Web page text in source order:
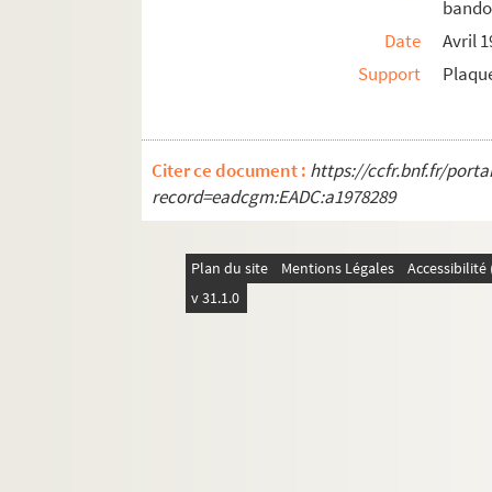
GM 514. Venise, grand canal et église
GM 515. Venise. Quai Chioggia.
GM 516. Venise, île San Giorgio
GM 518. Venise, terrasse de café
GM 519. Venise, canal bordé de palais
GM 520. Venise. Intérieur d'église
GM 522. Venise, place Saint-Marc,
GM 523. Venise, entrée de la basilique
Date
Avril
Support
Citer ce document : https://ccfr.bnf.fr/
record=eadcgm:EADC:a1978289
Plan du site Mentions Légales
v 31.1.0